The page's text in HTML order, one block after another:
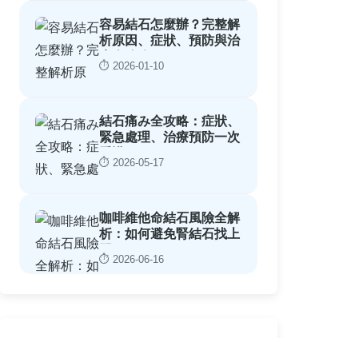
容易結石怎麼辦？完整解
析原因、症狀、預防與治
療全攻略
⏱️ 2026-01-10
結石痛み全攻略：症狀、
緊急處理、治療預防一次
看懂
⏱️ 2026-05-17
咖啡維他命結石風險全解
析：如何避免腎結石找上
門
⏱️ 2026-06-16